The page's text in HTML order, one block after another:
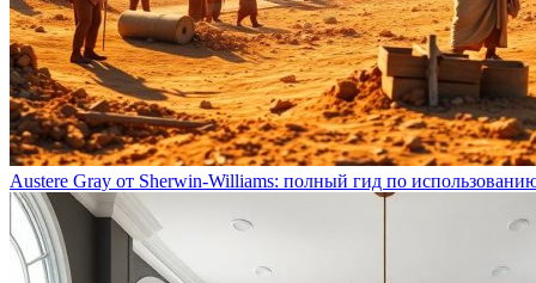
Austere Gray от Sherwin-Williams: полный гид по